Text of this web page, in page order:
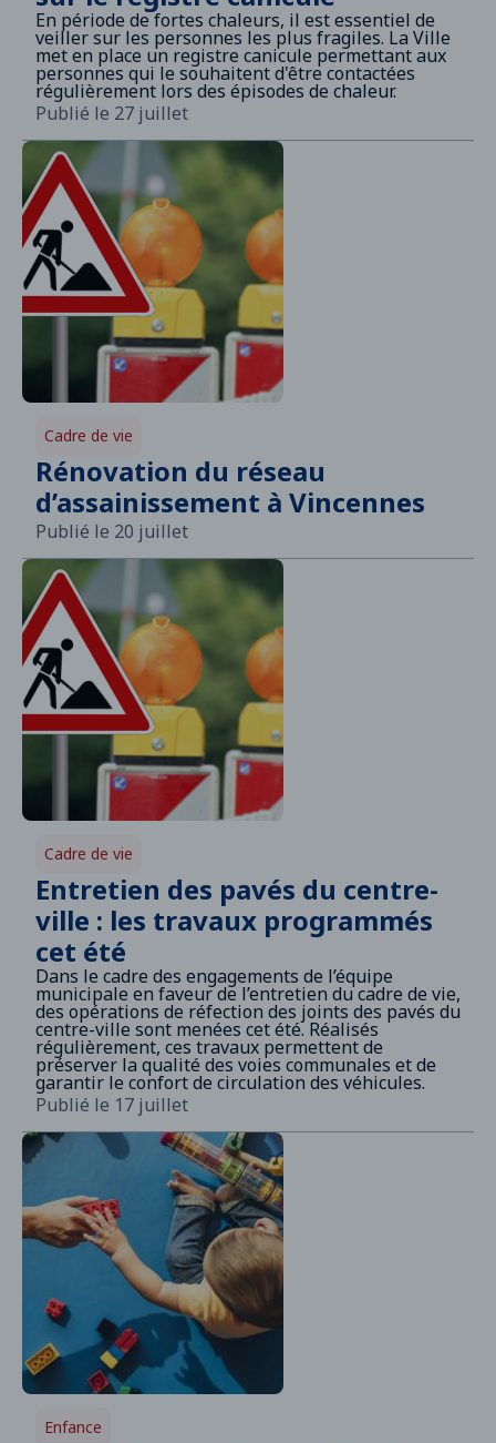
En période de fortes chaleurs, il est essentiel de
veiller sur les personnes les plus fragiles. La Ville
met en place un registre canicule permettant aux
personnes qui le souhaitent d'être contactées
régulièrement lors des épisodes de chaleur.
Publié le 27 juillet
Cadre de vie
Rénovation du réseau
d’assainissement à Vincennes
Publié le 20 juillet
Cadre de vie
Entretien des pavés du centre-
ville : les travaux programmés
cet été
Dans le cadre des engagements de l’équipe
municipale en faveur de l’entretien du cadre de vie,
des opérations de réfection des joints des pavés du
centre-ville sont menées cet été. Réalisés
régulièrement, ces travaux permettent de
préserver la qualité des voies communales et de
garantir le confort de circulation des véhicules.
Publié le 17 juillet
Enfance